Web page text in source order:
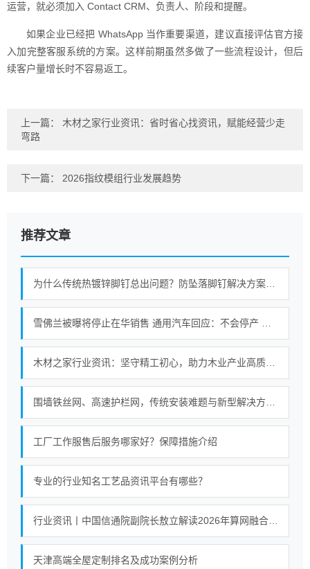
运营，就必须加入 Contact CRM、负责人、阶段和提醒。
如果企业已经把 WhatsApp 当作重要渠道，建议直接评估官方接
入加完整客服系统的方案。这样前期虽然多做了一些流程设计，但后
续客户量增长时不容易返工。
上一篇： 木材之家行业资讯：省时省心找资讯，赋能经营少走
弯路
下一篇： 2026指纹模组行业发展趋势
推荐文章
工厂工作服售后服务哪家好？保障措施介绍
专业的行业知名工艺品资讯平台有哪些？
天津高端全屋定制排名及成功案例分析